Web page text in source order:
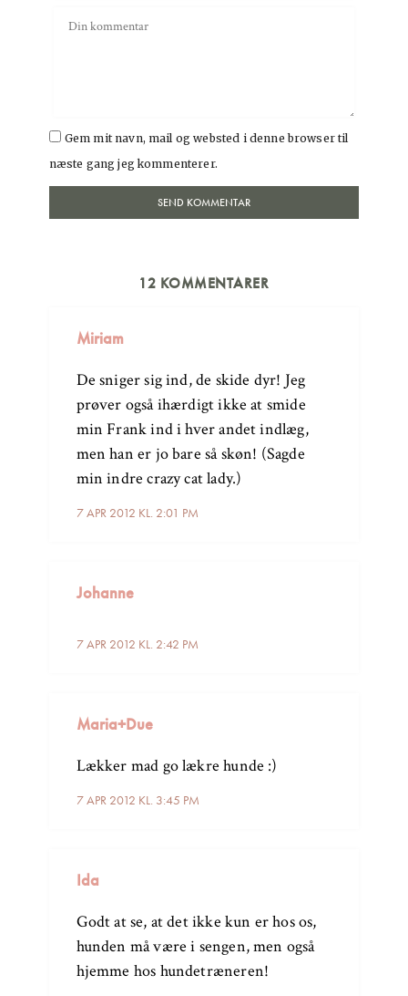
Gem mit navn, mail og websted i denne browser til
næste gang jeg kommenterer.
12 KOMMENTARER
Miriam
7 APR 2012 KL. 2:01 PM
De sniger sig ind, de skide dyr! Jeg
prøver også ihærdigt ikke at smide
min Frank ind i hver andet indlæg,
men han er jo bare så skøn! (Sagde
min indre crazy cat lady.)
Johanne
7 APR 2012 KL. 2:42 PM
Maria+Due
7 APR 2012 KL. 3:45 PM
Lækker mad go lækre hunde :)
Ida
Godt at se, at det ikke kun er hos os,
hunden må være i sengen, men også
hjemme hos hundetræneren!